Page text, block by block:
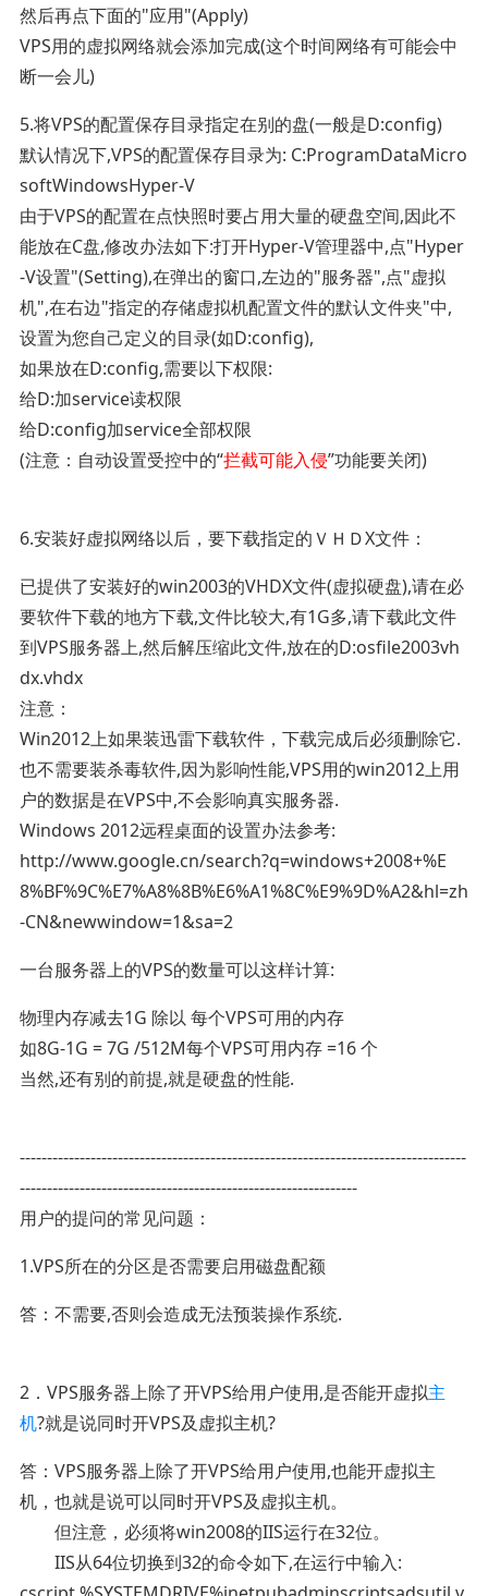
然后再点下面的"应用"(Apply)
VPS用的虚拟网络就会添加完成(这个时间网络有可能会中
断一会儿)
5.将VPS的配置保存目录指定在别的盘(一般是D:config)
默认情况下,VPS的配置保存目录为: C:ProgramDataMicro
softWindowsHyper-V
由于VPS的配置在点快照时要占用大量的硬盘空间,因此不
能放在C盘,修改办法如下:打开Hyper-V管理器中,点"Hyper
-V设置"(Setting),在弹出的窗口,左边的"服务器",点"虚拟
机",在右边"指定的存储虚拟机配置文件的默认文件夹"中,
设置为您自己定义的目录(如D:config),
如果放在D:config,需要以下权限:
给D:加service读权限
给D:config加service全部权限
(注意：自动设置受控中的“拦截可能入侵”功能要关闭)
6.安装好虚拟网络以后，要下载指定的ＶＨＤX文件：
已提供了安装好的win2003的VHDX文件(虚拟硬盘),请在必
要软件下载的地方下载,文件比较大,有1G多,请下载此文件
到VPS服务器上,然后解压缩此文件,放在的D:osfile2003vh
dx.vhdx
注意：
Win2012上如果装迅雷下载软件，下载完成后必须删除它.
也不需要装杀毒软件,因为影响性能,VPS用的win2012上用
户的数据是在VPS中,不会影响真实服务器.
Windows 2012远程桌面的设置办法参考:
http://www.google.cn/search?q=windows+2008+%E
8%BF%9C%E7%A8%8B%E6%A1%8C%E9%9D%A2&hl=zh
-CN&newwindow=1&sa=2
一台服务器上的VPS的数量可以这样计算:
物理内存减去1G 除以 每个VPS可用的内存
如8G-1G = 7G /512M每个VPS可用内存 =16 个
当然,还有别的前提,就是硬盘的性能.
----------------------------------------------------------------------------------
--------------------------------------------------------------
用户的提问的常见问题：
1.VPS所在的分区是否需要启用磁盘配额
答：不需要,否则会造成无法预装操作系统.
2．VPS服务器上除了开VPS给用户使用,是否能开虚拟主
机?就是说同时开VPS及虚拟主机?
答：VPS服务器上除了开VPS给用户使用,也能开虚拟主
机，也就是说可以同时开VPS及虚拟主机。
但注意，必须将win2008的IIS运行在32位。
IIS从64位切换到32的命令如下,在运行中输入: